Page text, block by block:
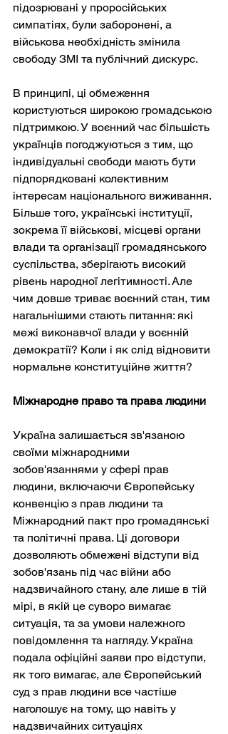
підозрювані у проросійських
симпатіях, були заборонені, а
військова необхідність змінила
свободу ЗМІ та публічний дискурс.
В принципі, ці обмеження
користуються широкою громадською
підтримкою. У воєнний час більшість
українців погоджуються з тим, що
індивідуальні свободи мають бути
підпорядковані колективним
інтересам національного виживання.
Більше того, українські інституції,
зокрема її військові, місцеві органи
влади та організації громадянського
суспільства, зберігають високий
рівень народної легітимності. Але
чим довше триває воєнний стан, тим
нагальнішими стають питання: які
межі виконавчої влади у воєнній
демократії? Коли і як слід відновити
нормальне конституційне життя?
Міжнародне право та права людини
Україна залишається зв'язаною
своїми міжнародними
зобов'язаннями у сфері прав
людини, включаючи Європейську
конвенцію з прав людини та
Міжнародний пакт про громадянські
та політичні права. Ці договори
дозволяють обмежені відступи від
зобов'язань під час війни або
надзвичайного стану, але лише в тій
мірі, в якій це суворо вимагає
ситуація, та за умови належного
повідомлення та нагляду. Україна
подала офіційні заяви про відступи,
як того вимагає, але Європейський
суд з прав людини все частіше
наголошує на тому, що навіть у
надзвичайних ситуаціях